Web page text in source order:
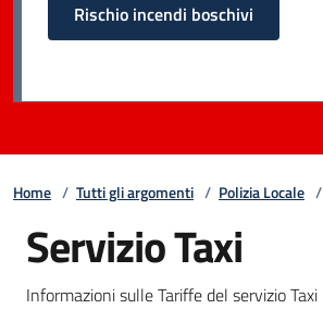
Rischio incendi boschivi
Home / Tutti gli argomenti / Polizia Locale /
Servizio Taxi
Informazioni sulle Tariffe del servizio Taxi